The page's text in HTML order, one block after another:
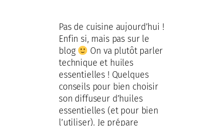
Pas de cuisine aujourd’hui !
Enfin si, mais pas sur le
blog
On va plutôt parler
technique et huiles
essentielles ! Quelques
conseils pour bien choisir
son diffuseur d’huiles
essentielles (et pour bien
l’utiliser). Je prépare